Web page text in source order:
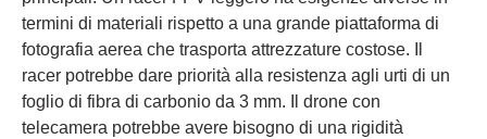
termini di materiali rispetto a una grande piattaforma di
fotografia aerea che trasporta attrezzature costose. Il
racer potrebbe dare priorità alla resistenza agli urti di un
foglio di fibra di carbonio da 3 mm. Il drone con
telecamera potrebbe avere bisogno di una rigidità